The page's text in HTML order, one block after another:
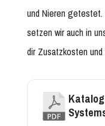
und Nieren
setzen wir auch in
dir Zusatzkosten